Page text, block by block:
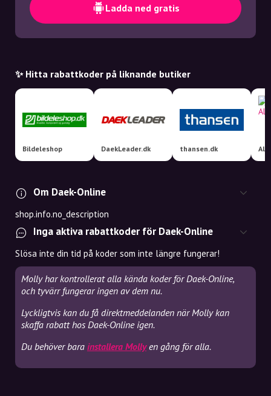
Ladda ned gratis
✨ Hitta rabattkoder på liknande butiker
Bildeleshop DaekLeader.dk thansen.dk
Om Daek-Online
shop.info.no_description
Inga aktiva rabattkoder för Daek-Online
Slösa inte din tid på koder som inte längre fungerar!
Molly har kontrollerat alla kända koder för Daek-Online,
och tyvärr fungerar ingen av dem nu.
Lyckligtvis kan du få direktmeddelanden när Molly kan
skaffa rabatt hos Daek-Online igen.
Du behöver bara installera Mollyen gång för alla.